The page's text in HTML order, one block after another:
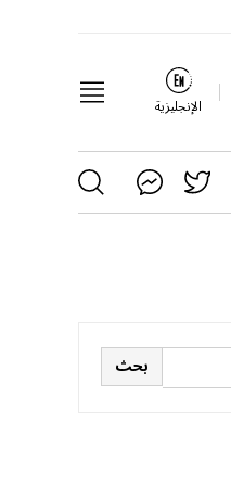
الإنجليزية